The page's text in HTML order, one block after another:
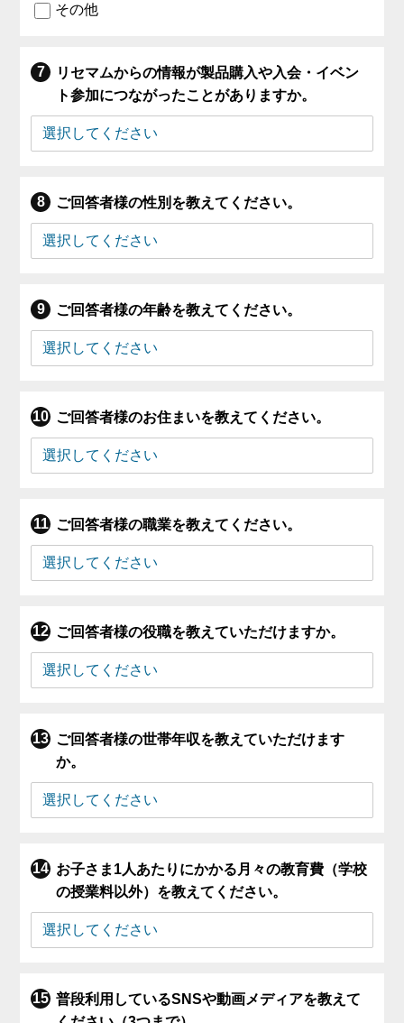
その他
リセマムからの情報が製品購入や入会・イベン
ト参加につながったことがありますか。
ご回答者様の性別を教えてください。
ご回答者様の年齢を教えてください。
ご回答者様のお住まいを教えてください。
ご回答者様の職業を教えてください。
ご回答者様の役職を教えていただけますか。
ご回答者様の世帯年収を教えていただけます
か。
お子さま1人あたりにかかる月々の教育費（学校
の授業料以外）を教えてください。
普段利用しているSNSや動画メディアを教えて